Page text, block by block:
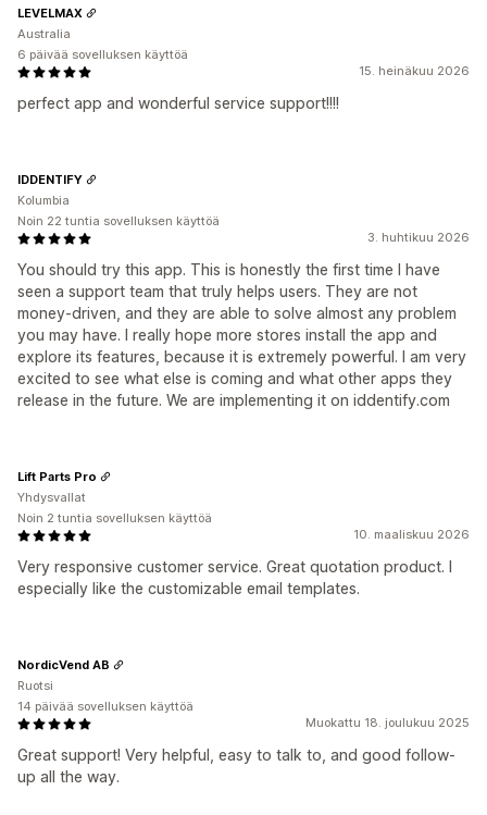
15. heinäkuu 2026
perfect app and wonderful service support!!!!
LEVELMAX
Australia
6 päivää sovelluksen käyttöä
3. huhtikuu 2026
You should try this app. This is honestly the first time I have
seen a support team that truly helps users. They are not
money-driven, and they are able to solve almost any problem
you may have. I really hope more stores install the app and
explore its features, because it is extremely powerful. I am very
excited to see what else is coming and what other apps they
release in the future. We are implementing it on iddentify.com
IDDENTIFY
Kolumbia
Noin 22 tuntia sovelluksen käyttöä
10. maaliskuu 2026
Very responsive customer service. Great quotation product. I
especially like the customizable email templates.
Lift Parts Pro
Yhdysvallat
Noin 2 tuntia sovelluksen käyttöä
Muokattu 18. joulukuu 2025
Great support! Very helpful, easy to talk to, and good follow-
up all the way.
NordicVend AB
Ruotsi
14 päivää sovelluksen käyttöä